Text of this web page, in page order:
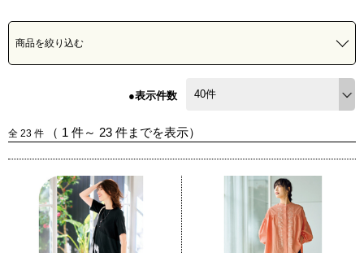
商品を絞り込む
●表示件数
全 23 件 （ 1 件～ 23 件までを表示）